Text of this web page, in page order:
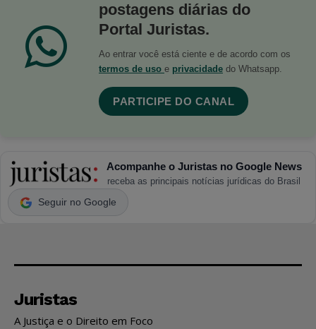
postagens diárias do
Portal Juristas.
Ao entrar você está ciente e de acordo com os
termos de uso e privacidade do Whatsapp.
PARTICIPE DO CANAL
Acompanhe o Juristas no Google News
receba as principais notícias jurídicas do Brasil
Seguir no Google
Juristas
A Justiça e o Direito em Foco